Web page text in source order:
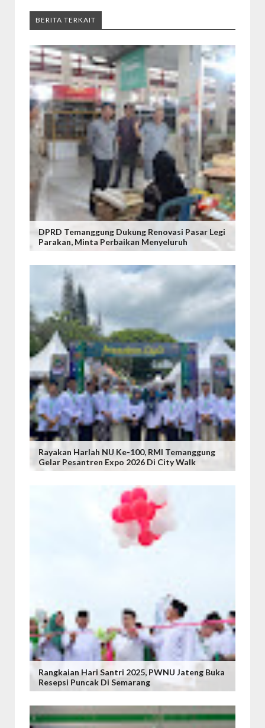
BERITA TERKAIT
DPRD Temanggung Dukung Renovasi Pasar Legi
Parakan, Minta Perbaikan Menyeluruh
Rayakan Harlah NU Ke-100, RMI Temanggung
Gelar Pesantren Expo 2026 Di City Walk
Rangkaian Hari Santri 2025, PWNU Jateng Buka
Resepsi Puncak Di Semarang